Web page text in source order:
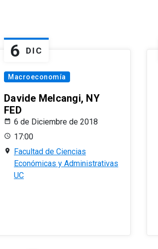
6 DIC
Macroeconomía
Davide Melcangi, NY
FED
6 de Diciembre de 2018
17:00
Facultad de Ciencias
Económicas y Administrativas
UC